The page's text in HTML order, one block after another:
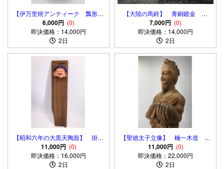
【伊万里焼アンティーク 瓢形花
瓶】 大明萬暦年製銘
6,000円 (0)
即決価格：14,000円
2日
【大陸の馬鈴】 青銅鍍金 倣
古 骨董・古玩
7,000円 (0)
即決価格：14,000円
2日
【昭和六年の大黒天陶面】 掛け
仏 伊勢 蔵出し逸品
11,000円 (0)
即決価格：16,000円
2日
【聖徳太子立像】 楠一木造 高
59.6ｃｍ 明治～昭和前期
11,000円 (0)
即決価格：22,000円
2日